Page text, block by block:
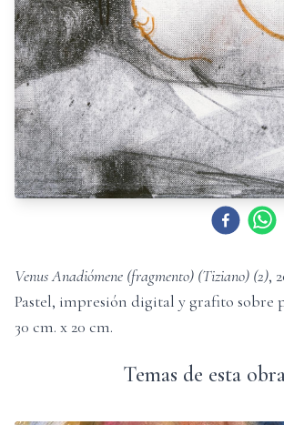
Venus Anadiómene (fragmento) (Tiziano) (2),
Pastel, impresión digital y grafito sobre
30 cm. x 20 cm.
Temas de esta